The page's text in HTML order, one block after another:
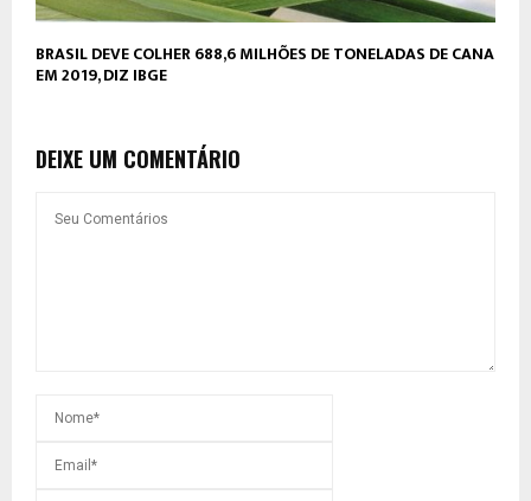
BRASIL DEVE COLHER 688,6 MILHÕES DE TONELADAS DE CANA
EM 2019, DIZ IBGE
DEIXE UM COMENTÁRIO